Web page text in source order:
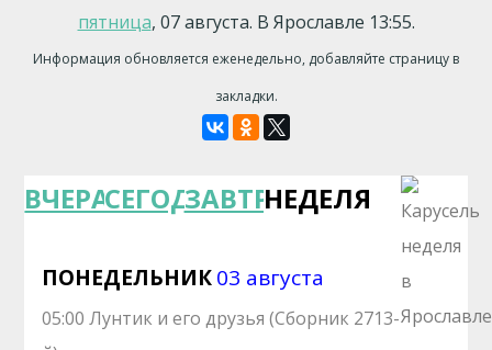
пятница, 07 августа. В Ярославле 13:55.
Информация обновляется еженедельно, добавляйте страницу в
закладки.
ВЧЕРАСЕГОДНЯЗАВТРАНЕДЕЛЯ
ПОНЕДЕЛЬНИК03 августа
05:00 Лунтик и его друзья (Сборник 2713-